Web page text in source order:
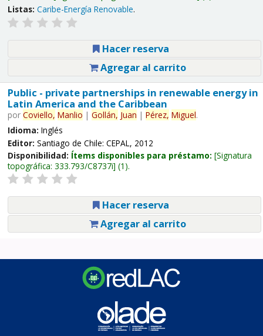
Listas: Caribe-Energía Renovable.
Hacer reserva
Agregar al carrito
Public - private partnerships in renewable energy in
Latin America and the Caribbean
por Coviello, Manlio | Gollán, Juan | Pérez, Miguel.
Idioma: Inglés
Editor: Santiago de Chile: CEPAL, 2012
Disponibilidad: Ítems disponibles para préstamo: Signatura
topográfica: 333.793/C8737i (1).
Hacer reserva
Agregar al carrito